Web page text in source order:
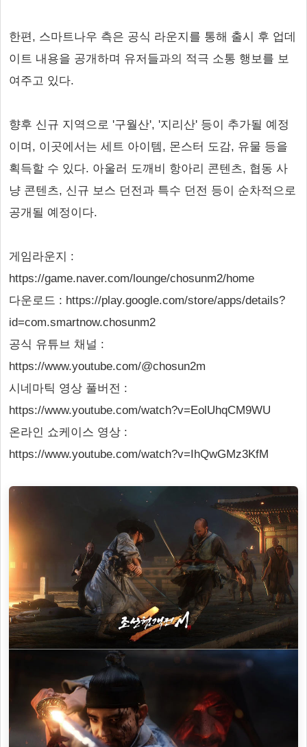
한편, 스마트나우 측은 공식 라운지를 통해 출시 후 업데
이트 내용을 공개하며 유저들과의 적극 소통 행보를 보
여주고 있다.
향후 신규 지역으로 '구월산', '지리산' 등이 추가될 예정
이며, 이곳에서는 세트 아이템, 몬스터 도감, 유물 등을
획득할 수 있다. 아울러 도깨비 항아리 콘텐츠, 협동 사
냥 콘텐츠, 신규 보스 던전과 특수 던전 등이 순차적으로
공개될 예정이다.
게임라운지 :
https://game.naver.com/lounge/chosunm2/home
다운로드 : https://play.google.com/store/apps/details?
id=com.smartnow.chosunm2
공식 유튜브 채널 :
https://www.youtube.com/@chosun2m
시네마틱 영상 풀버전 :
https://www.youtube.com/watch?v=EolUhqCM9WU
온라인 쇼케이스 영상 :
https://www.youtube.com/watch?v=IhQwGMz3KfM